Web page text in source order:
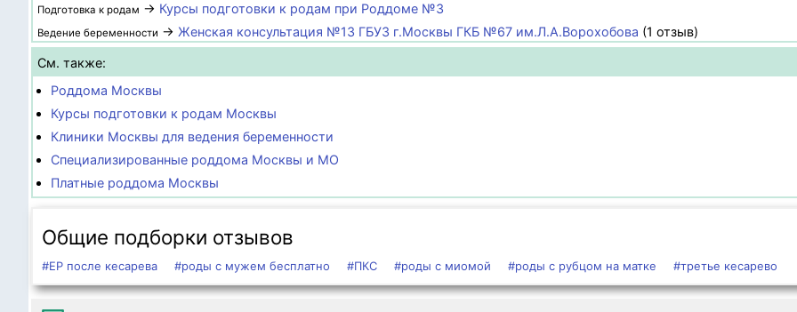
Подготовка к родам → Курсы подготовки к родам при Роддоме №3
Ведение беременности → Женская консультация №13 ГБУЗ г.Москвы ГКБ №67 им.Л.А.Ворохобова (1 отзыв)
См. также:
Роддома Москвы
Курсы подготовки к родам Москвы
Клиники Москвы для ведения беременности
Специализированные роддома Москвы и МО
Платные роддома Москвы
Общие подборки отзывов
#ЕР после кесарева #роды с мужем бесплатно #ПКС #роды с миомой #роды с рубцом на матке #третье кесарево